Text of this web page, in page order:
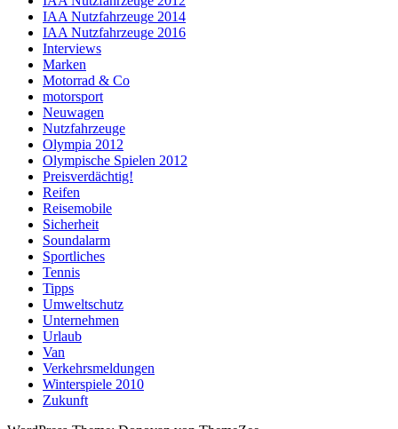
IAA Nutzfahrzeuge 2014
IAA Nutzfahrzeuge 2016
Interviews
Marken
Motorrad & Co
motorsport
Neuwagen
Nutzfahrzeuge
Olympia 2012
Olympische Spielen 2012
Preisverdächtig!
Reifen
Reisemobile
Sicherheit
Soundalarm
Sportliches
Tennis
Tipps
Umweltschutz
Unternehmen
Urlaub
Van
Verkehrsmeldungen
Winterspiele 2010
Zukunft